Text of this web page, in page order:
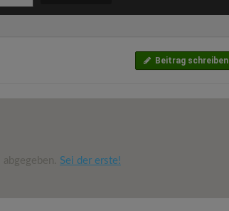
Beitrag schreiben
abgegeben. Sei der erste!